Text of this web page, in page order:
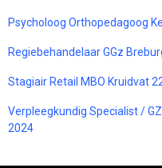
Psycholoog Orthopedagoog
Regiebehandelaar GGz
Stagiair Retail MBO Kruidvat
Verpleegkundig Specialist /
2024